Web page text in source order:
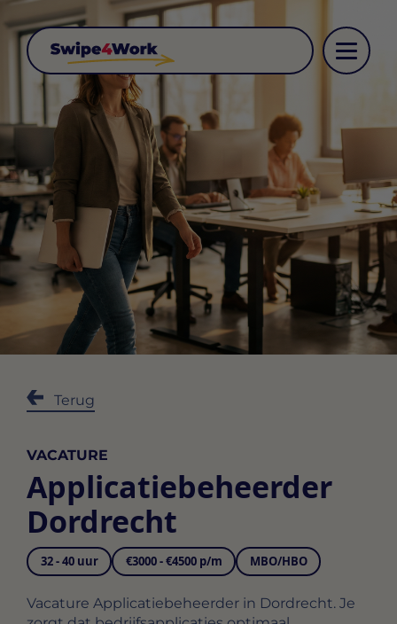
Terug
VACATURE
Applicatiebeheerder
Dordrecht
32 - 40 uur €3000 - €4500 p/m MBO/HBO
Vacature Applicatiebeheerder in Dordrecht. Je